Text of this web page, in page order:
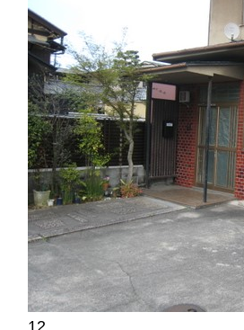
12.